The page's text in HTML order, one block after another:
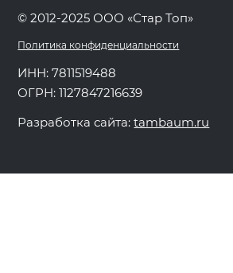
© 2012-2025 ООО «Стар Топ»
Политика конфиденциальности
ИНН: 7811519488
ОГРН: 1127847216639
Разработка сайта:tambaum.ru